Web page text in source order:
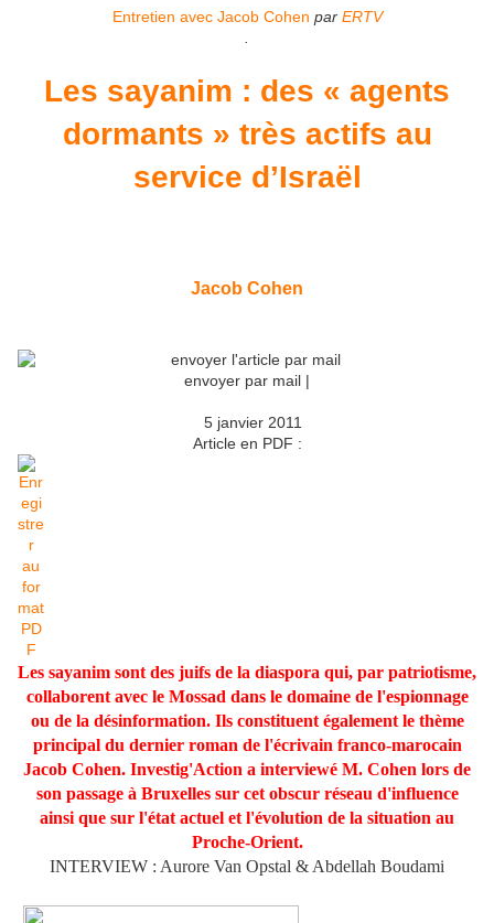
Entretien avec Jacob Cohen par ERTV
Les sayanim : des « agents
dormants » très actifs au
service d’Israël
Jacob Cohen
envoyer par mail |
5 janvier 2011
Article en PDF :
Les sayanim sont des juifs de la diaspora qui, par patriotisme,
collaborent avec le Mossad dans le domaine de l'espionnage
ou de la désinformation. Ils constituent également le thème
principal du dernier roman de l'écrivain franco-marocain
Jacob Cohen. Investig'Action a interviewé M. Cohen lors de
son passage à Bruxelles sur cet obscur réseau d'influence
ainsi que sur l'état actuel et l'évolution de la situation au
Proche-Orient.
INTERVIEW : Aurore Van Opstal & Abdellah Boudami